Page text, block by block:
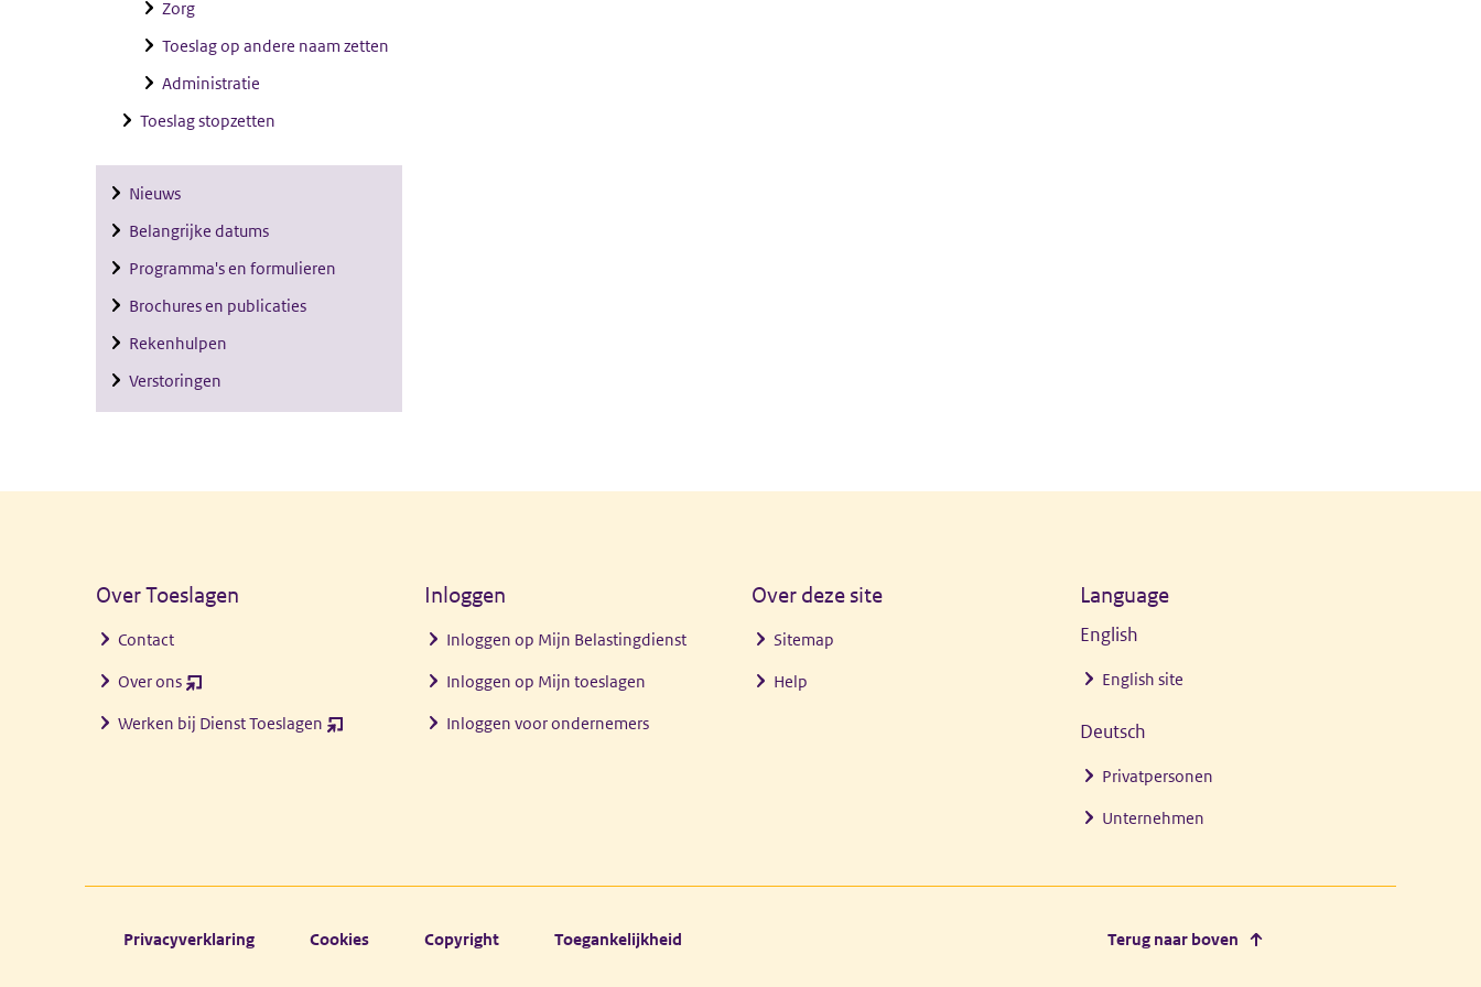
Zorg
Toeslag op andere naam zetten
Administratie
Toeslag stopzetten
Nieuws
Belangrijke datums
Programma's en formulieren
Brochures en publicaties
Rekenhulpen
Verstoringen
Over Toeslagen
Contact
Over ons (opent
venster)
Werken bij Dienst Toeslagen (opent
Inloggen
Inloggen op Mijn Belastingdienst
Inloggen op Mijn toeslagen
Inloggen voor ondernemers
Over deze site
Sitemap
Help
Language
English
English site
Deutsch
Privatpersonen
Unternehmen
Footer links
Privacyverklaring Cookies Copyright Toegankelijkheid Terug naar boven